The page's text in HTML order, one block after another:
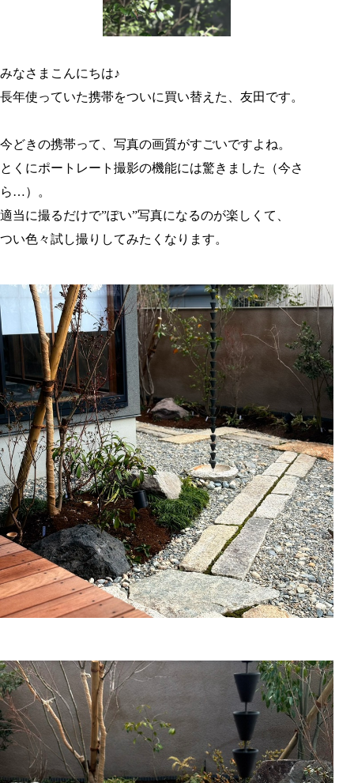
みなさまこんにちは♪
長年使っていた携帯をついに買い替えた、友田です。
今どきの携帯って、写真の画質がすごいですよね。
とくにポートレート撮影の機能には驚きました（今さ
ら…）。
適当に撮るだけで”ぽい”写真になるのが楽しくて、
つい色々試し撮りしてみたくなります。